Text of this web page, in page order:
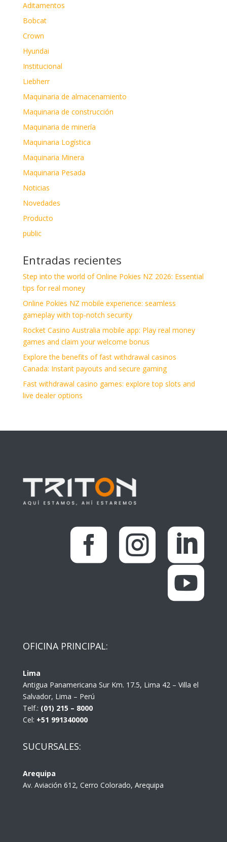
Aditamentos
Bobcat
Crown
Hyundai
Institucional
Liebherr
Maquinaria de almacenamiento
Maquinaria de construcción
Maquinaria de minería
Maquinaria Logística
Maquinaria Minera
Maquinaria Pesada
Noticias
Novedades
Producto
public
Entradas recientes
Step into the world of Online Pokies NZ 2026: Essential
tips for real money
Online Pokies NZ mobile experience: seamless
gameplay with top-notch security
Rocket Casino Australia mobile app: Play real money
games and claim your welcome bonus
Explore the benefits of fast withdrawal casinos
Canada: Instant payouts and secure gaming
Fast withdrawal casino games: explore top slots and
live dealer options
  

OFICINA PRINCIPAL:
Lima
Antigua Panamericana Sur Km. 17.5, Lima 42 – Villa el
Salvador, Lima – Perú
Telf.: (01) 215 – 8000
Cel: +51 991340000
SUCURSALES:
Arequipa
Av. Aviación 612, Cerro Colorado, Arequipa